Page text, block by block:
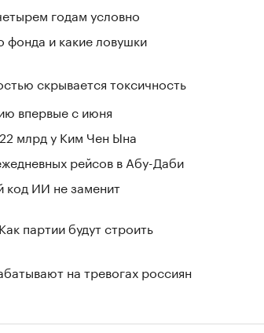
годам условно
фонда и какие ловушки
скрывается токсичность
впервые с июня
млрд у Ким Чен Ына
рейсов в Абу-Даби
код ИИ не заменит
партии будут строить
на тревогах россиян